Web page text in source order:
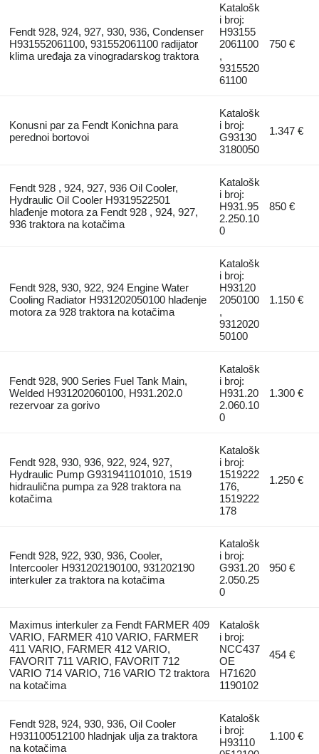
Fendt 928, 924, 927, 930, 936, Condenser
H931552061100, 931552061100 radijator
klima uređaja za vinogradarskog traktora
Katalošk
i broj:
H93155
2061100
,
9315520
61100
750 €
Konusni par za Fendt Konichna para
perednoi bortovoi
Katalošk
i broj:
G93130
3180050
1.347 €
Fendt 928 , 924, 927, 936 Oil Cooler,
Hydraulic Oil Cooler H9319522501
hlađenje motora za Fendt 928 , 924, 927,
936 traktora na kotačima
Katalošk
i broj:
H931.95
2.250.10
0
850 €
Fendt 928, 930, 922, 924 Engine Water
Cooling Radiator H931202050100 hlađenje
motora za 928 traktora na kotačima
Katalošk
i broj:
H93120
2050100
,
9312020
50100
1.150 €
Fendt 928, 900 Series Fuel Tank Main,
Welded H931202060100, H931.202.0
rezervoar za gorivo
Katalošk
i broj:
H931.20
2.060.10
0
1.300 €
Fendt 928, 930, 936, 922, 924, 927,
Hydraulic Pump G931941101010, 1519
hidraulična pumpa za 928 traktora na
kotačima
Katalošk
i broj:
1519222
176,
1519222
178
1.250 €
Fendt 928, 922, 930, 936, Cooler,
Intercooler H931202190100, 931202190
interkuler za traktora na kotačima
Katalošk
i broj:
G931.20
2.050.25
0
950 €
Maximus interkuler za Fendt FARMER 409
VARIO, FARMER 410 VARIO, FARMER
411 VARIO, FARMER 412 VARIO,
FAVORIT 711 VARIO, FAVORIT 712
VARIO 714 VARIO, 716 VARIO T2 traktora
na kotačima
Katalošk
i broj:
NCC437
OE
H71620
1190102
454 €
Fendt 928, 924, 930, 936, Oil Cooler
H931100512100 hladnjak ulja za traktora
na kotačima
Katalošk
i broj:
H93110
1.100 €